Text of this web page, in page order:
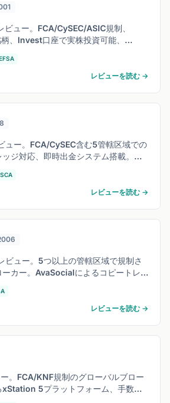
ュー。FCA/CySEC/ASIC規制、
、Invest口座で実株投資可能、
ダー向けにコストと機能を徹底解
レビューを読む →
ー。FCA/CySEC含む5管轄区域での
ジ対応、即時出金システム搭載。
トレーダー像を詳しく解説します。
レビューを読む →
ュー。5つ以上の管轄区域で規制さ
ーカー。AvaSocialによるコピートレ
勝手と取引コストを徹底検証。
レビューを読む →
。FCA/KNF規制のグローバルブロー
xStation 5プラットフォーム、手数料